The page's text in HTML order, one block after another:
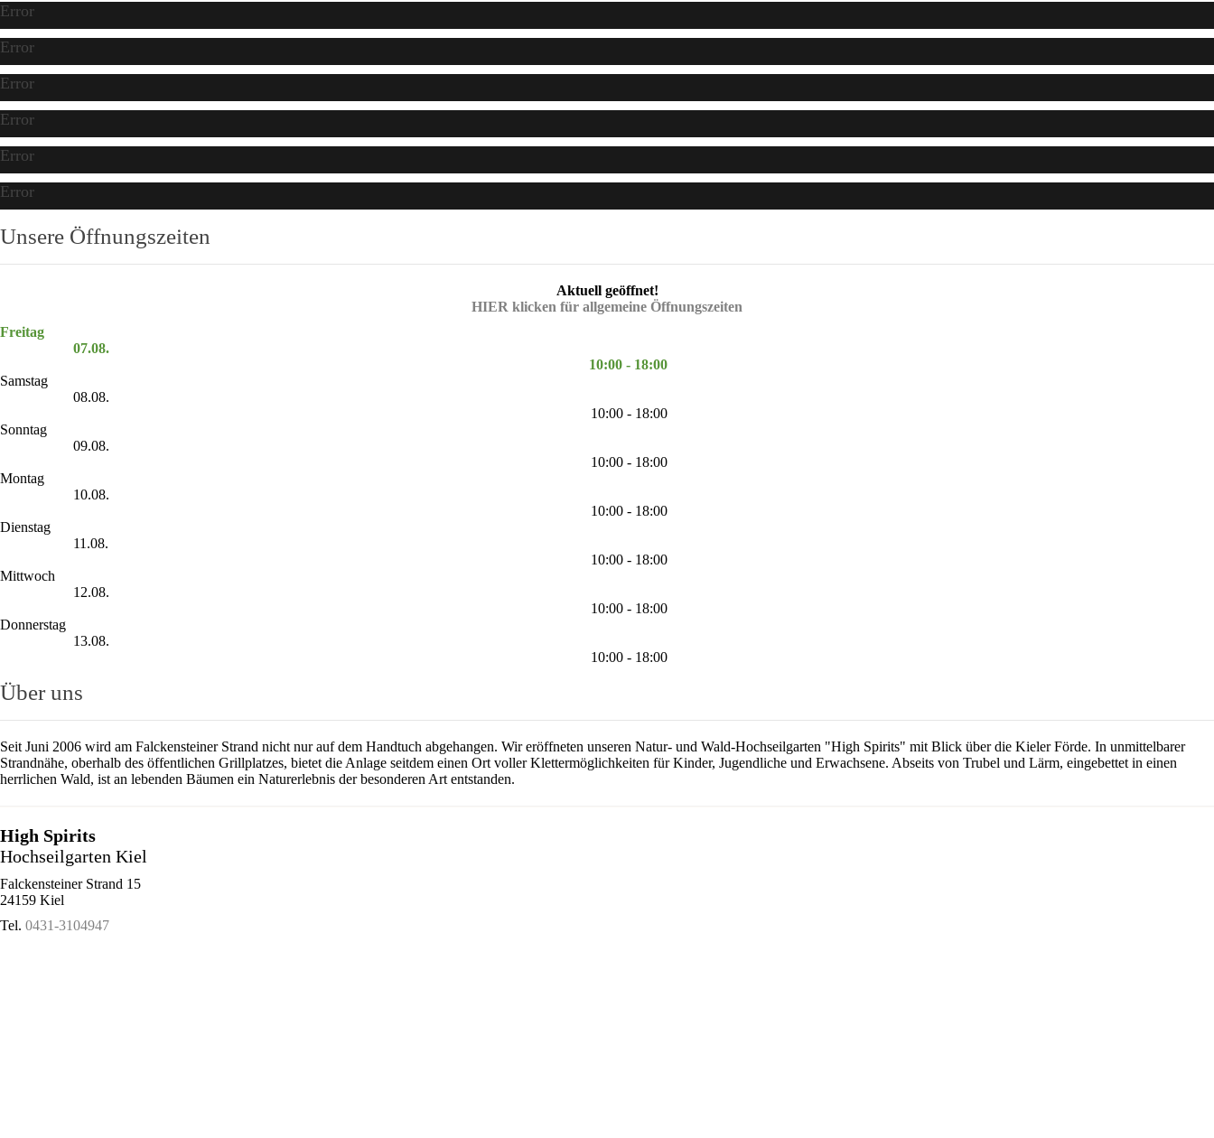
Error
Error
Error
Error
Error
Error
Unsere Öffnungszeiten
Aktuell geöffnet!
HIER klicken für allgemeine Öffnungszeiten
Freitag
07.08.
10:00 - 18:00
Samstag
08.08.
10:00 - 18:00
Sonntag
09.08.
10:00 - 18:00
Montag
10.08.
10:00 - 18:00
Dienstag
11.08.
10:00 - 18:00
Mittwoch
12.08.
10:00 - 18:00
Donnerstag
13.08.
10:00 - 18:00
Über uns
Seit Juni 2006 wird am Falckensteiner Strand nicht nur auf dem Handtuch abgehangen. Wir eröffneten unseren Natur- und Wald-Hochseilgarten "High Spirits" mit Blick über die Kieler Förde. In unmittelbarer
Strandnähe, oberhalb des öffentlichen Grillplatzes, bietet die Anlage seitdem einen Ort voller Klettermöglichkeiten für Kinder, Jugendliche und Erwachsene. Abseits von Trubel und Lärm, eingebettet in einen
herrlichen Wald, ist an lebenden Bäumen ein Naturerlebnis der besonderen Art entstanden.
High Spirits
Hochseilgarten Kiel
Falckensteiner Strand 15
24159 Kiel
Tel. 0431-3104947